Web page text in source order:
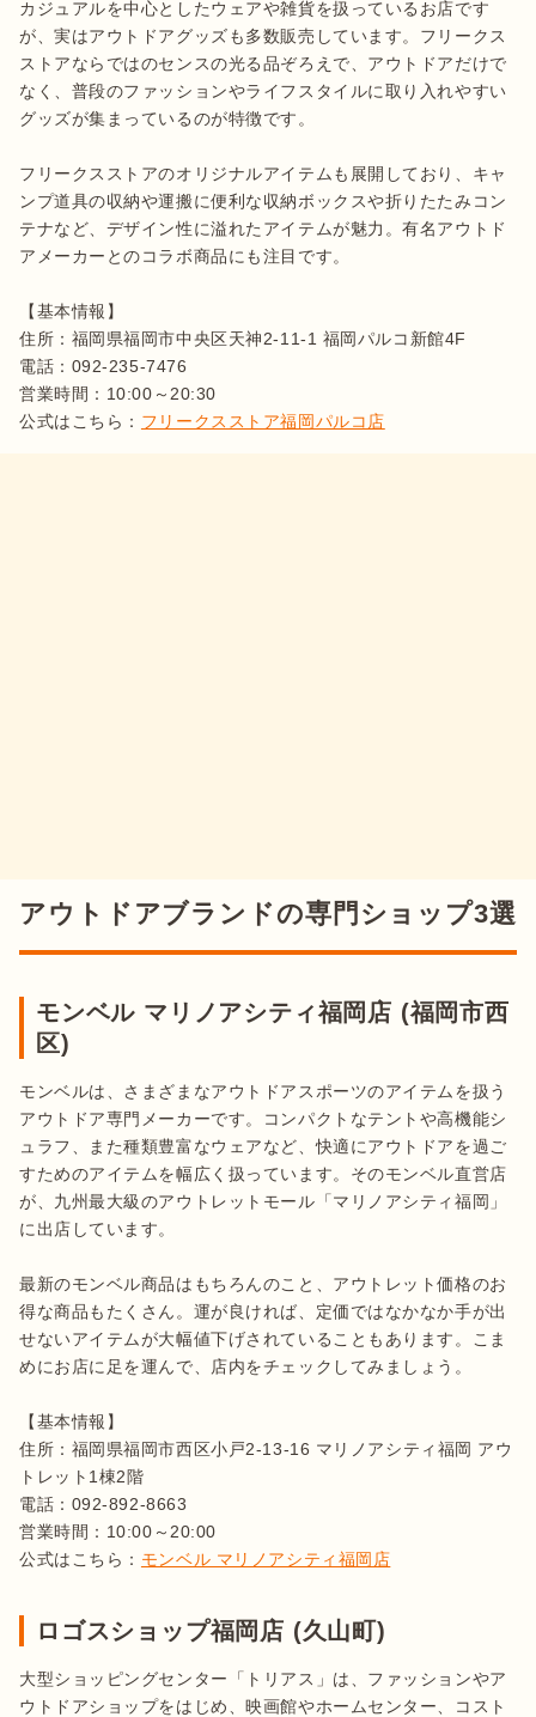
カジュアルを中心としたウェアや雑貨を扱っているお店です
が、実はアウトドアグッズも多数販売しています。フリークス
ストアならではのセンスの光る品ぞろえで、アウトドアだけで
なく、普段のファッションやライフスタイルに取り入れやすい
グッズが集まっているのが特徴です。
フリークスストアのオリジナルアイテムも展開しており、キャ
ンプ道具の収納や運搬に便利な収納ボックスや折りたたみコン
テナなど、デザイン性に溢れたアイテムが魅力。有名アウトド
アメーカーとのコラボ商品にも注目です。
【基本情報】
住所：福岡県福岡市中央区天神2-11-1 福岡パルコ新館4F
電話：092-235-7476
営業時間：10:00～20:30
公式はこちら： フリークスストア福岡パルコ店
アウトドアブランドの専門ショップ3選
モンベル マリノアシティ福岡店 (福岡市西
区)
モンベルは、さまざまなアウトドアスポーツのアイテムを扱う
アウトドア専門メーカーです。コンパクトなテントや高機能シ
ュラフ、また種類豊富なウェアなど、快適にアウトドアを過ご
すためのアイテムを幅広く扱っています。そのモンベル直営店
が、九州最大級のアウトレットモール「マリノアシティ福岡」
に出店しています。
最新のモンベル商品はもちろんのこと、アウトレット価格のお
得な商品もたくさん。運が良ければ、定価ではなかなか手が出
せないアイテムが大幅値下げされていることもあります。こま
めにお店に足を運んで、店内をチェックしてみましょう。
【基本情報】
住所：福岡県福岡市西区小戸2-13-16 マリノアシティ福岡 アウ
トレット1棟2階
電話：092-892-8663
営業時間：10:00～20:00
公式はこちら： モンベル マリノアシティ福岡店
ロゴスショップ福岡店 (久山町)
大型ショッピングセンター「トリアス」は、ファッションやア
ウトドアショップをはじめ、映画館やホームセンター、コスト